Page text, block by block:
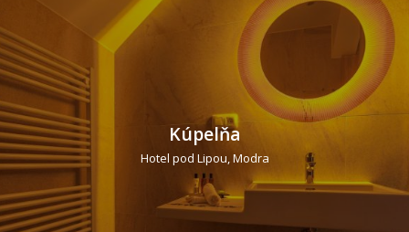
Kúpelňa
Hotel pod Lipou, Modra